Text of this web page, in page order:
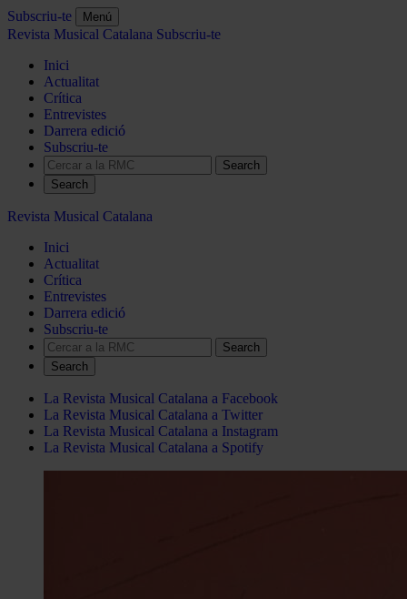
Subscriu-te Menú
Revista Musical Catalana Subscriu-te
Inici
Actualitat
Crítica
Entrevistes
Darrera edició
Subscriu-te
Search
Revista Musical Catalana
Inici
Actualitat
Crítica
Entrevistes
Darrera edició
Subscriu-te
Search
La Revista Musical Catalana a Facebook
La Revista Musical Catalana a Twitter
La Revista Musical Catalana a Instagram
La Revista Musical Catalana a Spotify